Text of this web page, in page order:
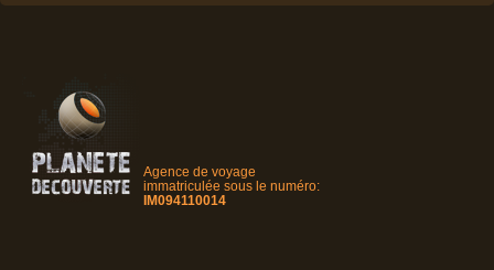
Agence de voyage
immatriculée sous le numéro:
IM094110014